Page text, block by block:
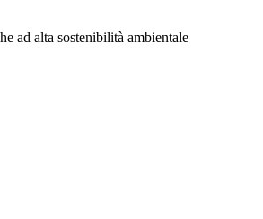
ad alta sostenibilità ambientale